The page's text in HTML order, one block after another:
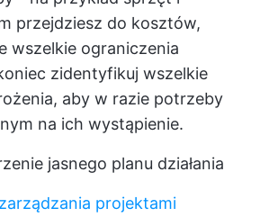
przejdziesz do kosztów,
wszelkie ograniczenia
zidentyfikuj wszelkie
aby w razie potrzeby
na ich wystąpienie.
jasnego planu działania
projektami